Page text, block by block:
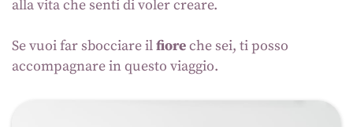
alla vita che senti di voler creare.
Se vuoi far sbocciare ilfioreche sei, ti posso
accompagnare in questo viaggio.